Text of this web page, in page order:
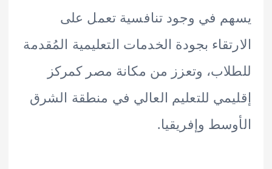
في وجود تنافسية تعمل على
بجودة الخدمات التعليمية المُقدمة
وتعزز من مكانة مصر كمركز
للتعليم العالي في منطقة الشرق
وإفريقيا.